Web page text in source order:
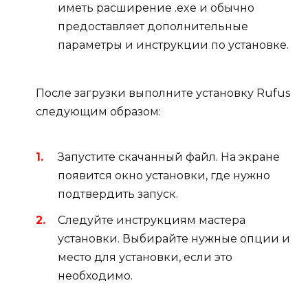
иметь расширение .exe и обычно
предоставляет дополнительные
параметры и инструкции по установке.
После загрузки выполните установку Rufus
следующим образом:
Запустите скачанный файл. На экране
появится окно установки, где нужно
подтвердить запуск.
Следуйте инструкциям мастера
установки. Выбирайте нужные опции и
место для установки, если это
необходимо.